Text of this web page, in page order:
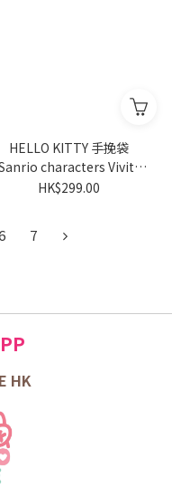
HELLO KITTY 手挽袋
characters Vivitix
系列)
HK$299.00
7
HK